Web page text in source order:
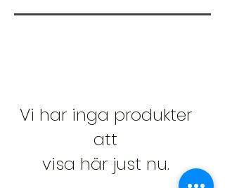
Vi har inga produkter
att
visa här just nu.